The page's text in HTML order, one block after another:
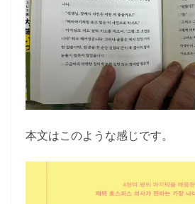
本文はこのような感じです。